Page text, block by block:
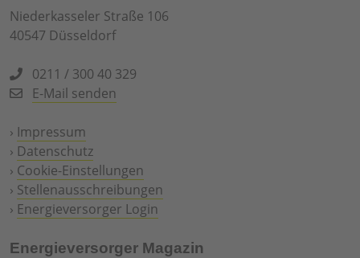
Niederkasseler Straße 106
40547 Düsseldorf
0211 / 300 40 329
E-Mail senden
› Impressum
› Datenschutz
› Cookie-Einstellungen
› Stellenausschreibungen
› Energieversorger Login
Energieversorger Magazin